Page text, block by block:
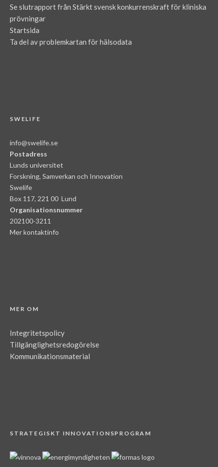
Se slutrapport från Stärkt svensk konkurrenskraft för kliniska
prövningar
Startsida
Ta del av problemkartan för hälsodata
SWELIFE
info@swelife.se
Postadress
Lunds universitet
Forskning, Samverkan och Innovation
Swelife
Box 117, 221 00 Lund
Organisationsnummer
202100-3211
Mer kontaktinfo
MER OM
Integritetspolicy
Tillgänglighetsredogörelse
Kommunikationsmaterial
STRATEGISKT INNOVATIONSPROGRAM